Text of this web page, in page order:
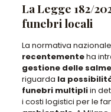
La Legge 182/
funebri locali
La normativa nazionale
recentementeha
gestione delle salme
riguarda la
funebri multipliin
i costi logistici per le